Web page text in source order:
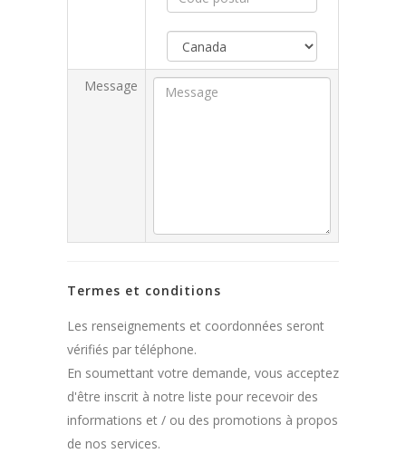
Message
Termes et conditions
Les renseignements et coordonnées seront
vérifiés par téléphone.
En soumettant votre demande, vous acceptez
d'être inscrit à notre liste pour recevoir des
informations et / ou des promotions à propos
de nos services.